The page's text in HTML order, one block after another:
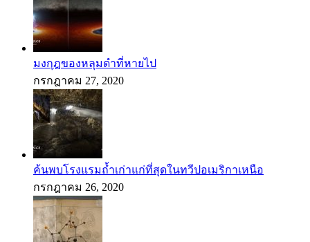
มงกุฎของหลุมดำที่หายไป
กรกฎาคม 27, 2020
ค้นพบโรงแรมถ้ำเก่าแก่ที่สุดในทวีปอเมริกาเหนือ
กรกฎาคม 26, 2020